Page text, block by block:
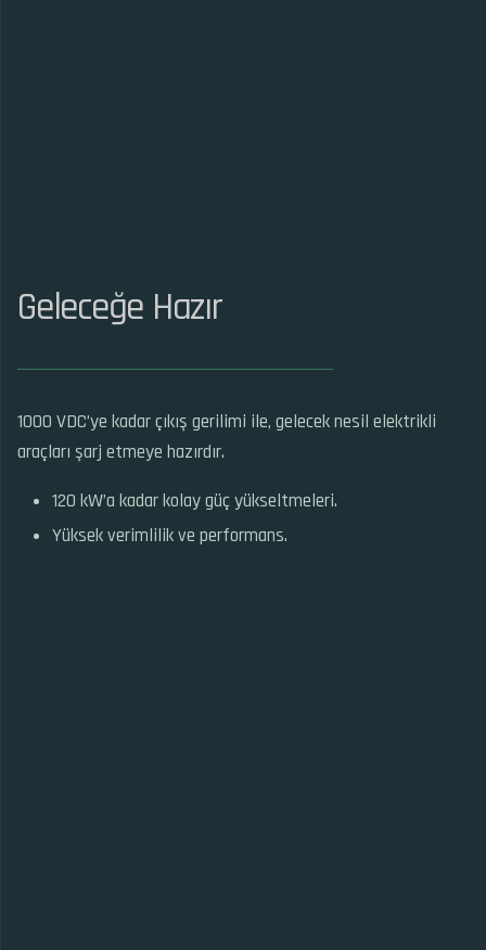
Geleceğe Hazır
1000 VDC’ye kadar çıkış gerilimi ile, gelecek nesil elektrikli
araçları şarj etmeye hazırdır.
120 kW’a kadar kolay güç yükseltmeleri.
Yüksek verimlilik ve performans.